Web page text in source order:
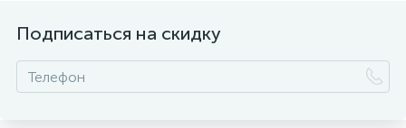
Подписаться на скидку